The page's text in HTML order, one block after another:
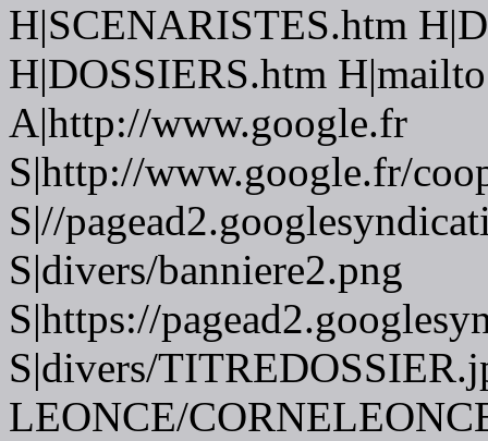
H|SCENARISTES.htm
H|DOSSIERS.htm
A|http://www.google.fr
S|http://www.google.fr/
S|//
S|divers/banniere2.png
S|https://
S|divers/
LEONCE/